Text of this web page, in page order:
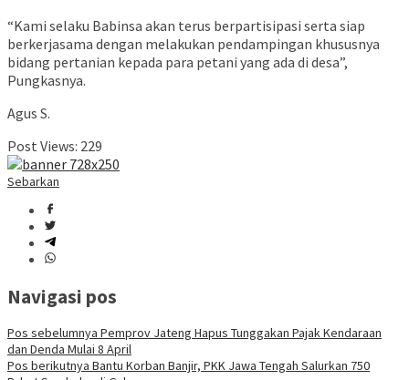
“Kami selaku Babinsa akan terus berpartisipasi serta siap
berkerjasama dengan melakukan pendampingan khususnya
bidang pertanian kepada para petani yang ada di desa”,
Pungkasnya.
Agus S.
Post Views: 229
Sebarkan
Navigasi pos
Pos sebelumnya Pemprov Jateng Hapus Tunggakan Pajak Kendaraan
dan Denda Mulai 8 April
Pos berikutnya Bantu Korban Banjir, PKK Jawa Tengah Salurkan 750